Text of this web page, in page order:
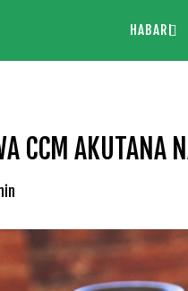
HABARI
CCM AKUTANA